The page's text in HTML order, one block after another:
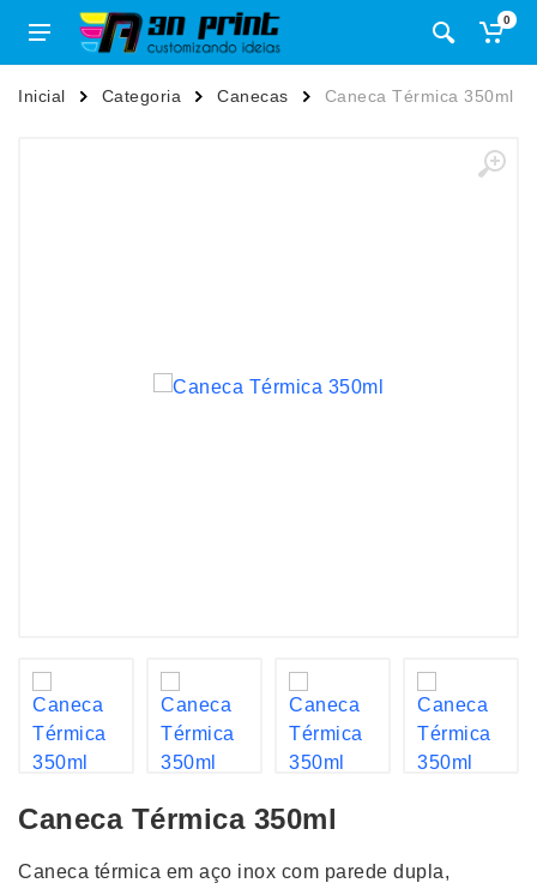
0
Inicial Categoria Canecas Caneca Térmica 350ml
Caneca Térmica 350ml
Caneca térmica em aço inox com parede dupla,